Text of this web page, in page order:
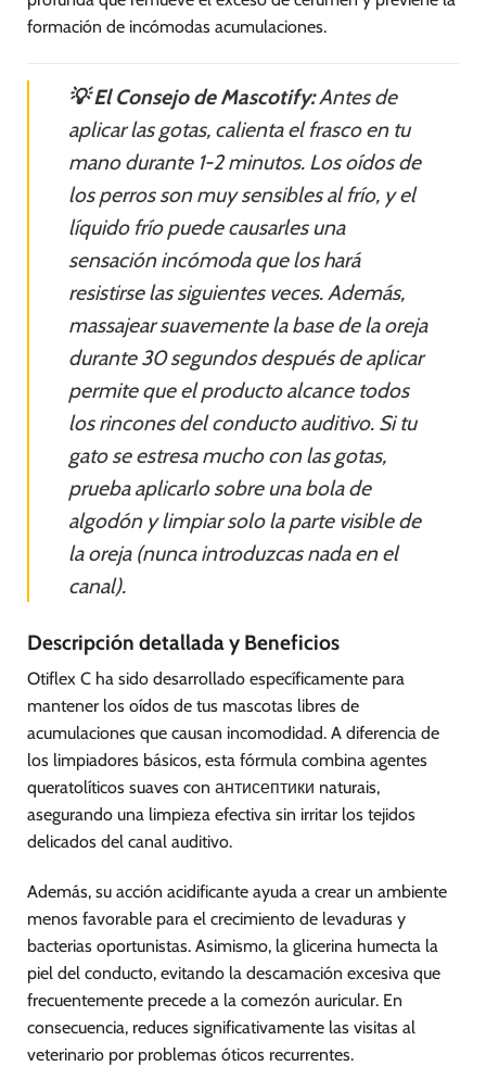
formación de incómodas acumulaciones.
💡 El Consejo de Mascotify:Antes de
aplicar las gotas, calienta el frasco en tu
mano durante 1-2 minutos. Los oídos de
los perros son muy sensibles al frío, y el
líquido frío puede causarles una
sensación incómoda que los hará
resistirse las siguientes veces. Además,
massajear suavemente la base de la oreja
durante 30 segundos después de aplicar
permite que el producto alcance todos
los rincones del conducto auditivo. Si tu
gato se estresa mucho con las gotas,
prueba aplicarlo sobre una bola de
algodón y limpiar solo la parte visible de
la oreja (nunca introduzcas nada en el
canal).
Descripción detallada y Beneficios
Otiflex C ha sido desarrollado específicamente para
mantener los oídos de tus mascotas libres de
acumulaciones que causan incomodidad. A diferencia de
los limpiadores básicos, esta fórmula combina agentes
queratolíticos suaves con антисептики naturais,
asegurando una limpieza efectiva sin irritar los tejidos
delicados del canal auditivo.
Además, su acción acidificante ayuda a crear un ambiente
menos favorable para el crecimiento de levaduras y
bacterias oportunistas. Asimismo, la glicerina humecta la
piel del conducto, evitando la descamación excesiva que
frecuentemente precede a la comezón auricular. En
consecuencia, reduces significativamente las visitas al
veterinario por problemas óticos recurrentes.